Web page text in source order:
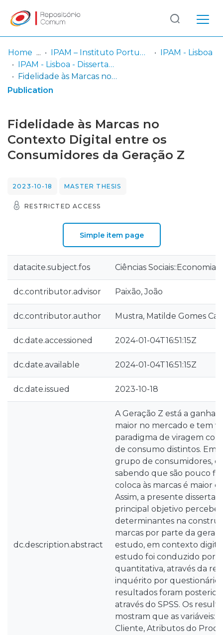
Communities
& Collections
Statistics
Log
In
(current)
Home IPAM – Instituto Português de Administração de Marketing
IPAM - Lisboa
IPAM - Lisboa - Dissertação de Mestrado
Fidelidade às Marcas no Contexto Digital entre os Consumidores da Geração Z
Publication
Fidelidade às Marcas no
Contexto Digital entre os
Consumidores da Geração Z
2023-10-18 MASTER THESIS
RESTRICTED ACCESS
Simple item page
datacite.subject.fos Ciências Sociais::Economia
dc.contributor.advisor Paixão, João
dc.contributor.author Mustra, Matilde Gomes
dc.date.accessioned 2024-01-04T16:51:15Z
dc.date.available 2024-01-04T16:51:15Z
dc.date.issued 2023-10-18
dc.description.abstract
A Geração Z está a ganhar
maior no mercado e tem
paradigma de viragem
de consumo distintos. Em
grupo de consumidores,
sabendo que são pouco
coloca às marcas é maior e
Assim, a presente
principal objetivo perceber
determinantes na
marcas por parte da
estudo, em contexto
estudo foi conduzido por
quantitativa, através da
inquérito por questionário
resultados foram
através do SPSS. Os
mostram que as variáveis:
Cliente, Atributos do